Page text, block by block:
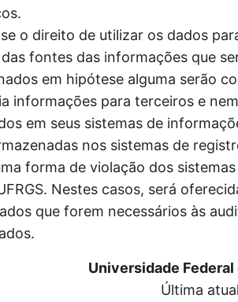
o direito de utilizar os dados
fontes das informações que
em hipótese alguma serão
informações para terceiros e
em seus sistemas de
nos sistemas de
forma de violação dos
Nestes casos, será
que forem necessários às
Universidade Federal
Última